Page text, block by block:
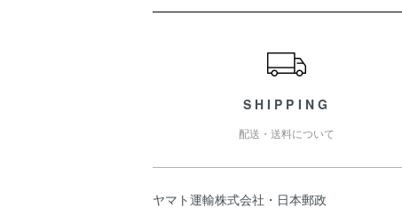
SHIPPING
配送・送料について
ヤマト運輸株式会社・日本郵政